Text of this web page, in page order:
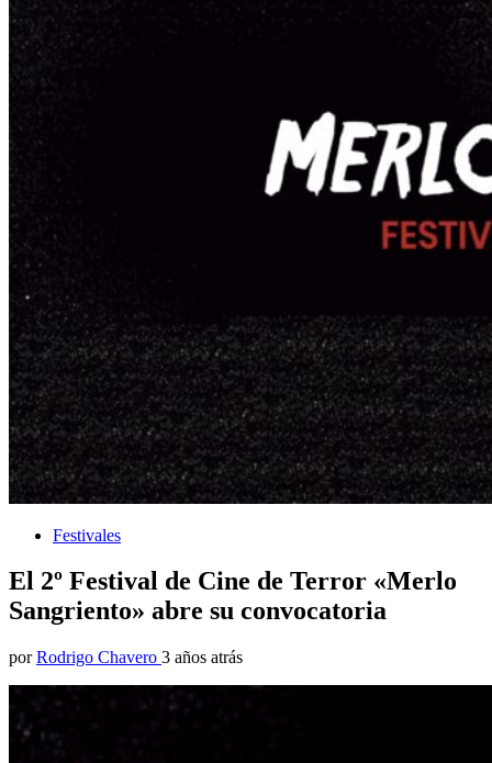
Festivales
El 2º Festival de Cine de Terror «Merlo
Sangriento» abre su convocatoria
por Rodrigo Chavero 3 años atrás